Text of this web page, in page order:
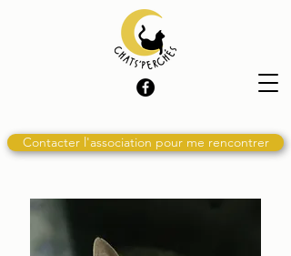
Contacter l'association pour me rencontrer